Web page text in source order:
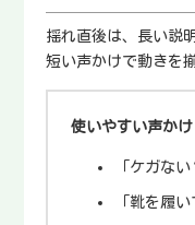
揺れ直後は、長い説
短い声かけで動きを
使いやすい声かけ
「ケガな
「靴を履